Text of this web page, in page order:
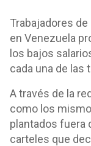
Trabajadores
en Venezuela
los bajos
cada una de las
A través de la
como los
plantados fuera
carteles que